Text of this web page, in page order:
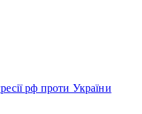
рф проти України